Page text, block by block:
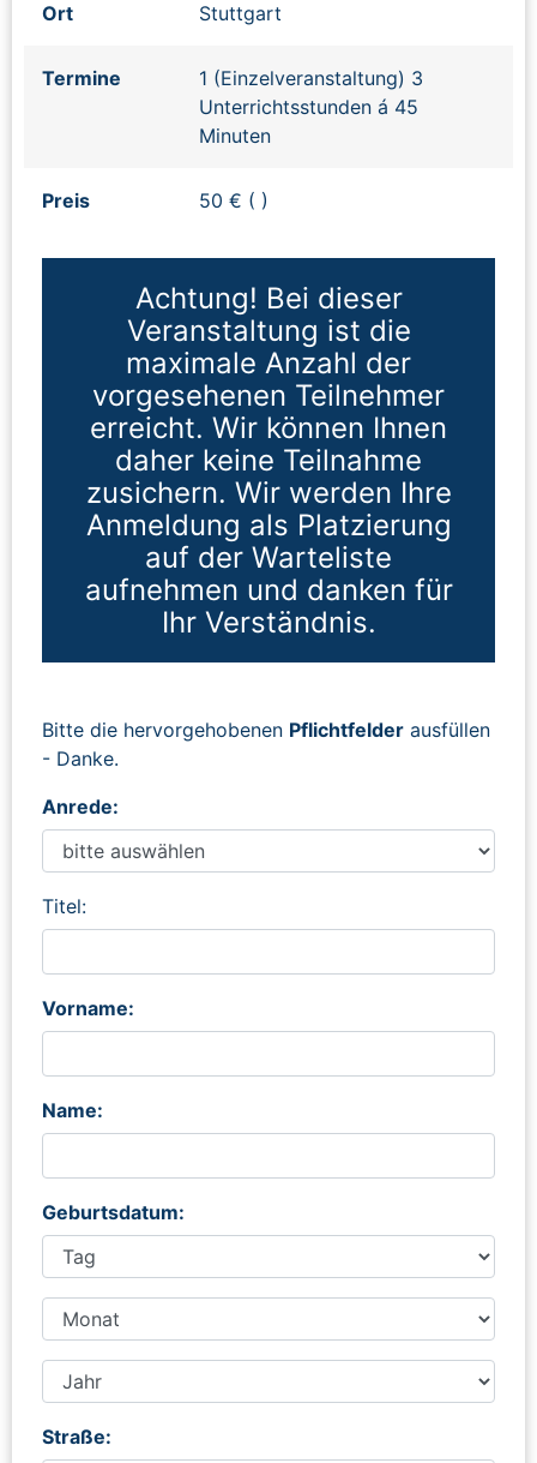
Ort Stuttgart
Termine
1 (Einzelveranstaltung) 3
Unterrichtsstunden á 45
Minuten
Preis 50 € ( )
Achtung! Bei dieser
Veranstaltung ist die
maximale Anzahl der
vorgesehenen Teilnehmer
erreicht. Wir können Ihnen
daher keine Teilnahme
zusichern. Wir werden Ihre
Anmeldung als Platzierung
auf der Warteliste
aufnehmen und danken für
Ihr Verständnis.
Bitte die hervorgehobenen Pflichtfelder ausfüllen
- Danke.
Anrede:
Titel:
Vorname:
Name:
Geburtsdatum:
Straße: